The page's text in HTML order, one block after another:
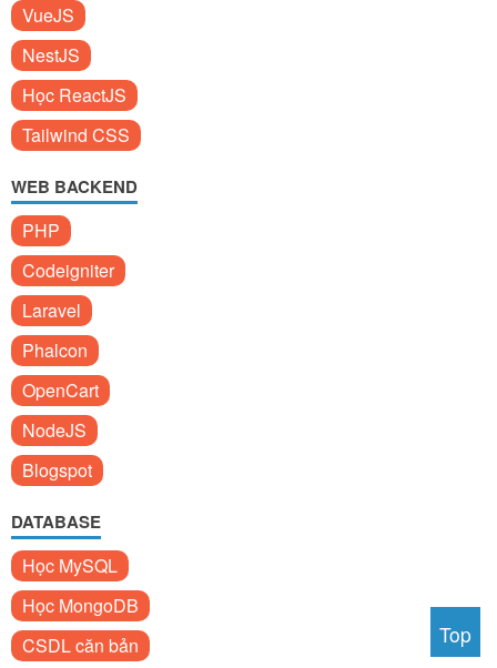
VueJS
NestJS
Học ReactJS
Tailwind CSS
WEB BACKEND
PHP
Codeigniter
Laravel
Phalcon
OpenCart
NodeJS
Blogspot
DATABASE
Học MySQL
Học MongoDB
CSDL căn bản
Top